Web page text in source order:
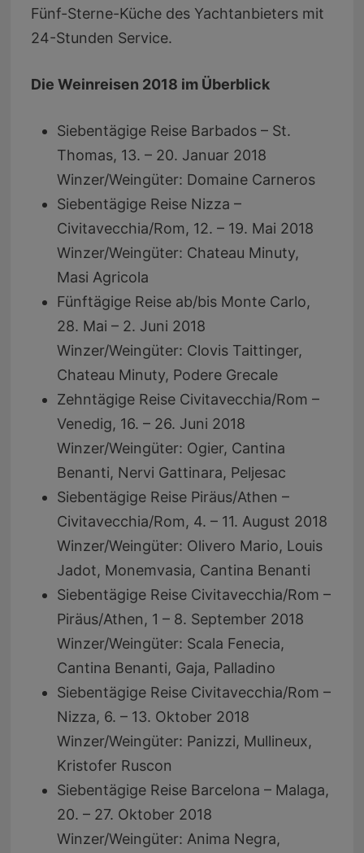
Fünf-Sterne-Küche des Yachtanbieters mit
24-Stunden Service.
Die Weinreisen 2018 im Überblick
Siebentägige Reise Barbados – St.
Thomas, 13. – 20. Januar 2018
Winzer/Weingüter: Domaine Carneros
Siebentägige Reise Nizza –
Civitavecchia/Rom, 12. – 19. Mai 2018
Winzer/Weingüter: Chateau Minuty,
Masi Agricola
Fünftägige Reise ab/bis Monte Carlo,
28. Mai – 2. Juni 2018
Winzer/Weingüter: Clovis Taittinger,
Chateau Minuty, Podere Grecale
Zehntägige Reise Civitavecchia/Rom –
Venedig, 16. – 26. Juni 2018
Winzer/Weingüter: Ogier, Cantina
Benanti, Nervi Gattinara, Peljesac
Siebentägige Reise Piräus/Athen –
Civitavecchia/Rom, 4. – 11. August 2018
Winzer/Weingüter: Olivero Mario, Louis
Jadot, Monemvasia, Cantina Benanti
Siebentägige Reise Civitavecchia/Rom –
Piräus/Athen, 1 – 8. September 2018
Winzer/Weingüter: Scala Fenecia,
Cantina Benanti, Gaja, Palladino
Siebentägige Reise Civitavecchia/Rom –
Nizza, 6. – 13. Oktober 2018
Winzer/Weingüter: Panizzi, Mullineux,
Kristofer Ruscon
Siebentägige Reise Barcelona – Malaga,
20. – 27. Oktober 2018
Winzer/Weingüter: Anima Negra,